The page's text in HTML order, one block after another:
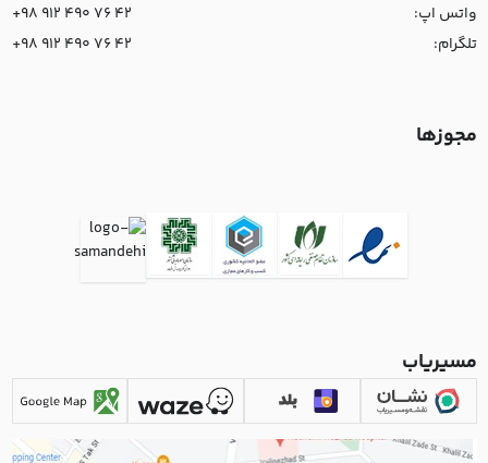
واتس اپ:
+98 912 490 76 42
تلگرام:
+98 912 490 76 42
مجوزها
مسیریاب